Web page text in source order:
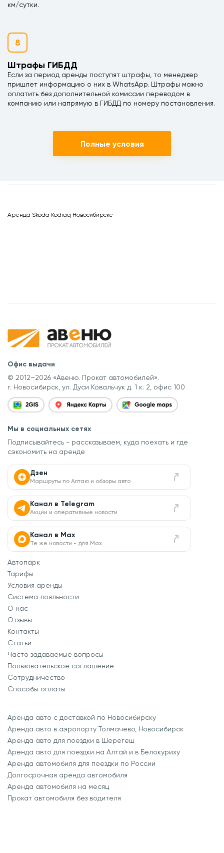
км/сутки.
8
Штрафы ГИБДД
Если за период аренды поступят штрафы, то менеджер
пришлет информацию о них в WhatsApp. Штрафы можно
оплатить без дополнительной комиссии переводом в
компанию или напрямую в ГИБДД по номеру постановления.
Полные условия
Аренда Skoda Kodiaq Новосибирске
Офис выдачи
© 2012–2026 «Авеню. Прокат автомобилей».
г. Новосибирск, ул. Дуси Ковальчук д. 1 к. 2, офис 100
Мы в социальных сетях
Подписывайтесь - рассказываем, куда поехать и где
сэкономить на аренде
Дзен
Маршруты по Алтаю и обзоры авто
Канал в Telegram
Акции и оперативные новости
Канал в Max
Те же новости - для Max
Автопарк
Тарифы
Условия аренды
Система лояльности
О нас
Отзывы
Контакты
Статьи
Часто задаваемые вопросы
Пользовательское соглашение
Сотрудничество
Способы оплаты
Аренда авто с доставкой по Новосибирску
Аренда авто в аэропорту Толмачево, Новосибирск
Аренда авто для поездки в Шерегеш
Аренда авто для поездки на Алтай и в Белокуриху
Аренда автомобиля для поездки по России
Долгосрочная аренда автомобиля
Аренда автомобиля на месяц
Прокат автомобиля без водителя